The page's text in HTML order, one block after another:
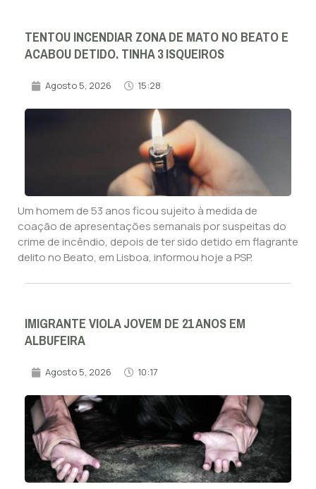
TENTOU INCENDIAR ZONA DE MATO NO BEATO E
ACABOU DETIDO. TINHA 3 ISQUEIROS
Agosto 5, 2026 15:28
Um homem de 53 anos ficou sujeito à medida de
coação de apresentações semanais por suspeitas do
crime de incêndio, depois de ter sido detido em flagrante
delito no Beato, em Lisboa, informou hoje a PSP.
IMIGRANTE VIOLA JOVEM DE 21 ANOS EM
ALBUFEIRA
Agosto 5, 2026 10:17